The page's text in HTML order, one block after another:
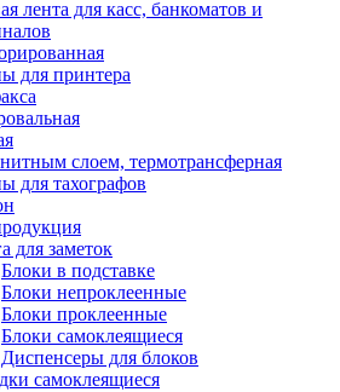
лента для касс, банкоматов и
для принтера
слоем, термотрансферная
для тахографов
для заметок
Блоки в подставке
Блоки непроклеенные
Блоки проклеенные
Блоки самоклеящиеся
Диспенсеры для блоков
самоклеящиеся